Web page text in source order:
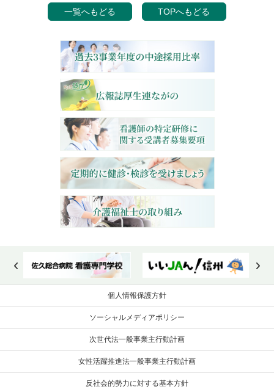
一覧へもどる TOPへもどる
個人情報保護方針
ソーシャルメディアポリシー
次世代法一般事業主行動計画
女性活躍推進法一般事業主行動計画
反社会的勢力に対する基本方針